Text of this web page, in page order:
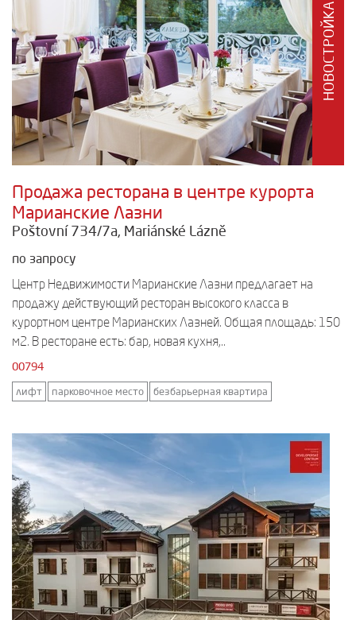
НОВОСТРОЙКА
Продажа ресторана в центре курорта
Марианские Лазни
Poštovní 734/7a, Mariánské Lázně
по запросу
Центр Недвижимости Марианские Лазни предлагает на
продажу действующий ресторан высокого класса в
курортном центре Марианских Лазней. Общая площадь: 150
м2. В ресторане есть: бар, новая кухня,..
00794
лифт парковочное место безбарьерная квартира